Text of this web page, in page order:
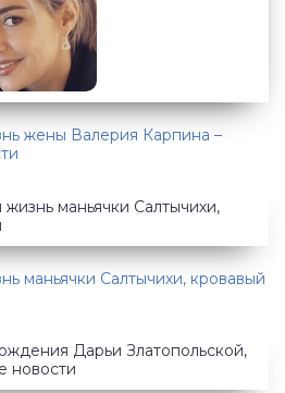
жены Валерия Карпина –
маньячки Салтычихи, кровавый